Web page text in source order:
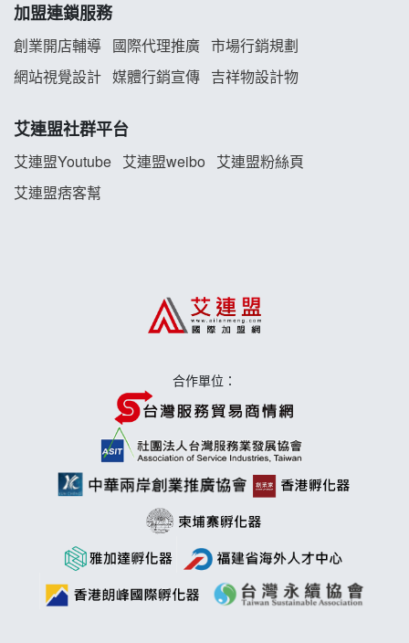
雞咕雞咕加盟說明會
TEA TOP加盟說明會
珍好味臭臭鍋加盟說明會
藍象廷泰式火鍋加盟說明會
日十。早午食加盟說明會
莫尼早餐Morni加盟說明會
加盟連鎖服務
創業開店輔導 國際代理推廣 市場行銷規劃
網站視覺設計 媒體行銷宣傳 吉祥物設計物
艾連盟社群平台
艾連盟Youtube 艾連盟weibo
艾連盟粉絲頁
艾連盟痞客幫
合作單位：